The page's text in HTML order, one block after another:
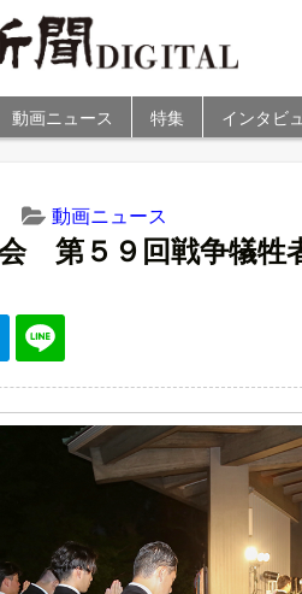
動画ニュース 特集 インタビ
動画ニュース
第５９回戦争犠牲